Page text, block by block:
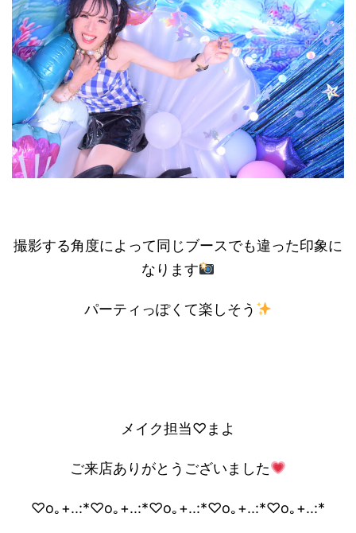
撮影する角度によって同じブースでも違った印象に
なります
パーティっぽくて楽しそう
メイク担当♡まよ
ご来店ありがとうございました
♡o｡+..:*♡o｡+..:*♡o｡+..:*♡o｡+..:*♡o｡+..:*